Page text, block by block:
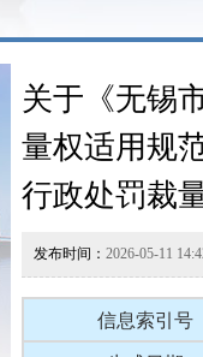
关于《无锡
量权适用规
行政处罚裁
发布时间： 2026-05-11
信息索引号